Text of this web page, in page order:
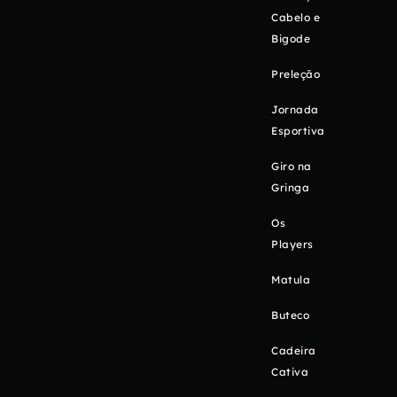
Cabelo e
Bigode
Preleção
Jornada
Esportiva
Giro na
Gringa
Os
Players
Matula
Buteco
Cadeira
Cativa